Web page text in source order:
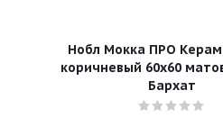
Нобл Мокка ПРО
коричневый 60х60
Бархат